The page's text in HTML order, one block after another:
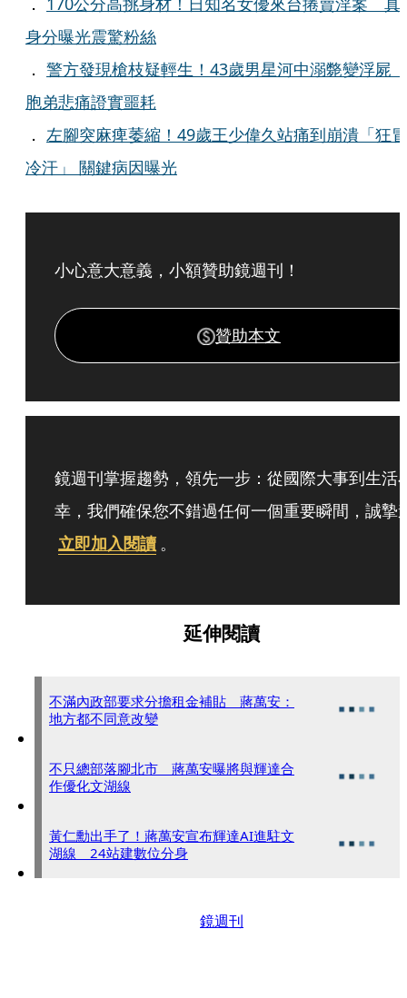
身分曝光震驚粉絲
． 警方發現槍枝疑輕生！43歲男星河中溺斃變浮屍
胞弟悲痛證實噩耗
． 左腳突麻痺萎縮！49歲王少偉久站痛到崩潰「狂冒
冷汗」 關鍵病因曝光
小心意大意義，小額贊助鏡週刊！
贊助本文
鏡週刊掌握趨勢，領先一步：從國際大事到生活
幸，我們確保您不錯過任何一個重要瞬間，誠摯
立即加入閱讀 。
延伸閱讀
不滿內政部要求分擔租金補貼 蔣萬安：
地方都不同意改變
不只總部落腳北市 蔣萬安曝將與輝達合
作優化文湖線
黃仁勳出手了！蔣萬安宣布輝達AI進駐文
湖線 24站建數位分身
鏡週刊